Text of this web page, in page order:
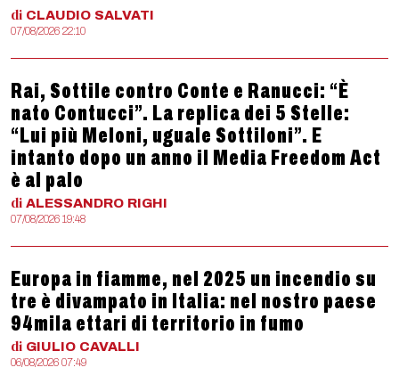
di CLAUDIO SALVATI
07/08/2026 22:10
Rai, Sottile contro Conte e Ranucci: “È
nato Contucci”. La replica dei 5 Stelle:
“Lui più Meloni, uguale Sottiloni”. E
intanto dopo un anno il Media Freedom Act
è al palo
di ALESSANDRO RIGHI
07/08/2026 19:48
Europa in fiamme, nel 2025 un incendio su
tre è divampato in Italia: nel nostro paese
94mila ettari di territorio in fumo
di GIULIO CAVALLI
06/08/2026 07:49